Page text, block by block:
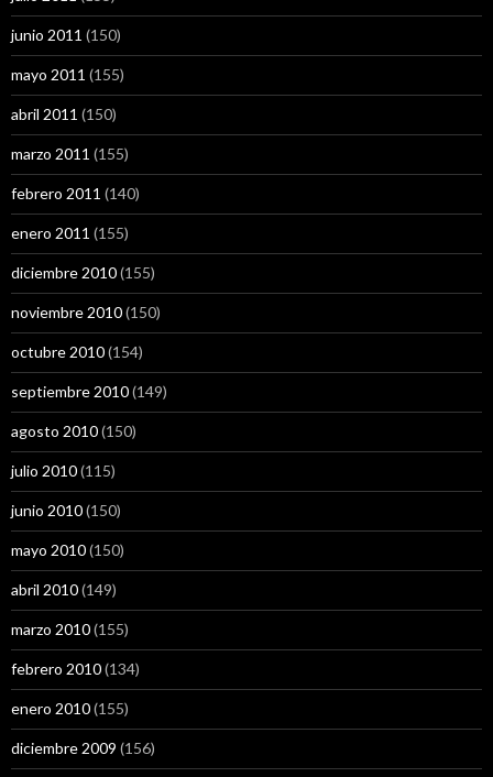
junio 2011 (150)
mayo 2011 (155)
abril 2011 (150)
marzo 2011 (155)
febrero 2011 (140)
enero 2011 (155)
diciembre 2010(155)
noviembre 2010(150)
octubre 2010(154)
septiembre 2010(149)
agosto 2010(150)
julio 2010(115)
junio 2010(150)
mayo 2010(150)
abril 2010(149)
marzo 2010(155)
febrero 2010(134)
enero 2010(155)
diciembre 2009 (156)